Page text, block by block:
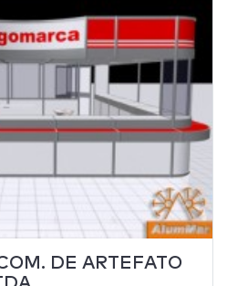
DE ARTEFATO